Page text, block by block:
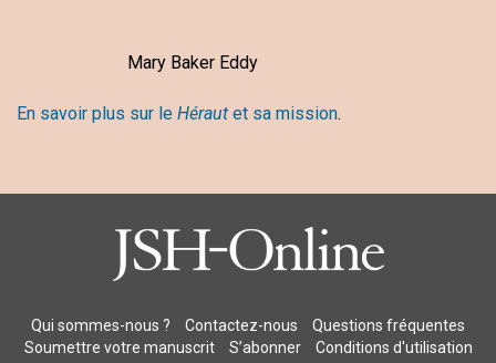
Mary Baker Eddy
En savoir plus sur le Héraut et sa mission.
Qui sommes-nous ? Contactez-nous
Questions fréquentes
Soumettre votre manuscrit
S’abonner
Conditions d'utilisation